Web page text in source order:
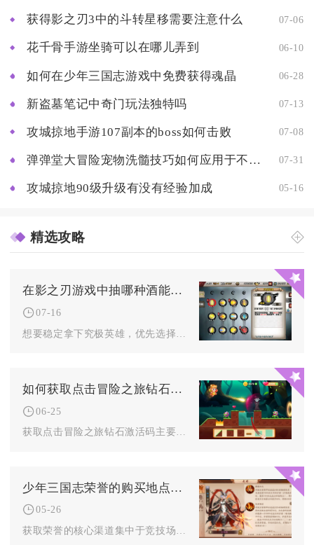
获得影之刃3中的斗转星移需要注意什么 07-06
花千骨手游坐骑可以在哪儿弄到 06-10
如何在少年三国志游戏中免费获得魂晶 06-28
新盗墓笔记中奇门玩法独特吗 07-13
攻城掠地手游107副本的boss如何击败 07-08
弹弹堂大冒险宠物洗髓技巧如何应用于不同的游戏模式 07-31
攻城掠地90级升级有没有经验加成 05-16
精选攻略
在影之刃游戏中抽哪种酒能得到究极英雄
07-16
如何获取点击冒险之旅钻石激活码
06-25
获取点击冒险之旅钻石激活码主要通过官方渠道、平台福利、主播活...
少年三国志荣誉的购买地点有哪些
05-26
获取荣誉的核心渠道集中于竞技场、竞技场商店、跨服竞技玩法及日...